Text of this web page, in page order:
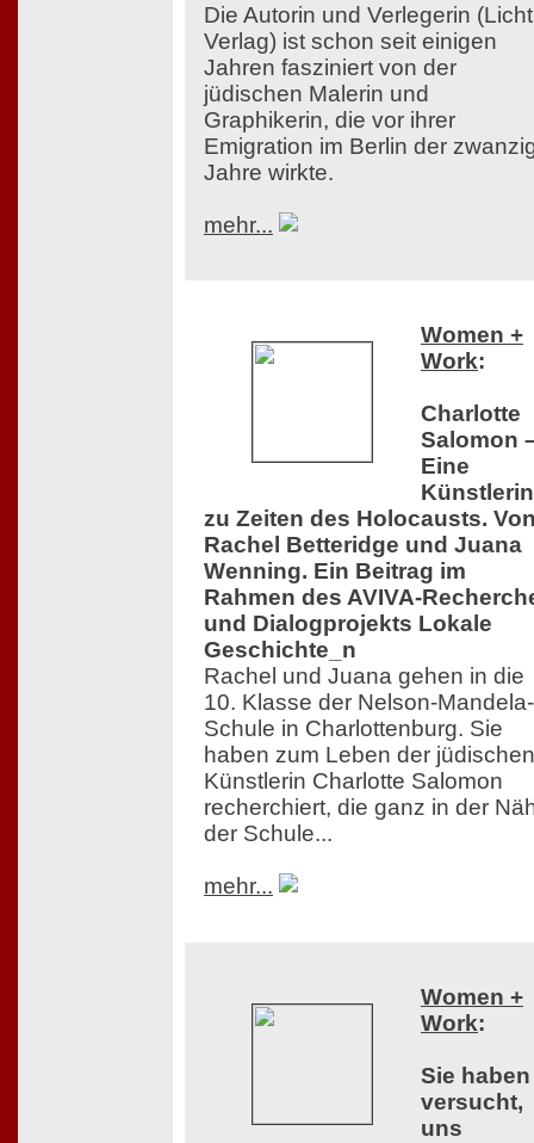
Die Autorin und Verlegerin
Verlag) ist schon seit einigen
Jahren fasziniert von der
jüdischen Malerin und
Graphikerin, die vor ihrer
Emigration im Berlin der
Jahre wirkte.
mehr...
Women +
Work:
Charlotte
Salomon
Eine
Künstlerin
zu Zeiten des Holocausts.
Rachel Betteridge und Juana
Wenning. Ein Beitrag im
Rahmen des AVIVA-
und Dialogprojekts Lokale
Geschichte_n
Rachel und Juana gehen in die
10. Klasse der Nelson-Mandela-
Schule in Charlottenburg. Sie
haben zum Leben der jüdischen
Künstlerin Charlotte Salomon
recherchiert, die ganz in der
der Schule...
mehr...
Women +
Work:
Sie haben
versucht,
uns